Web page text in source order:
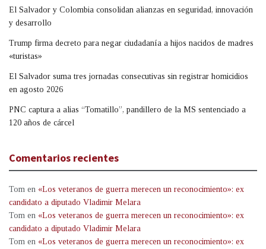
El Salvador y Colombia consolidan alianzas en seguridad, innovación
y desarrollo
Trump firma decreto para negar ciudadanía a hijos nacidos de madres
«turistas»
El Salvador suma tres jornadas consecutivas sin registrar homicidios
en agosto 2026
PNC captura a alias “Tomatillo”, pandillero de la MS sentenciado a
120 años de cárcel
Comentarios recientes
Tom en «Los veteranos de guerra merecen un reconocimiento»: ex
candidato a diputado Vladimir Melara
Tom en «Los veteranos de guerra merecen un reconocimiento»: ex
candidato a diputado Vladimir Melara
Tom en «Los veteranos de guerra merecen un reconocimiento»: ex